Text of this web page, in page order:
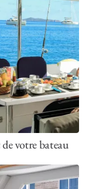
votre bateau